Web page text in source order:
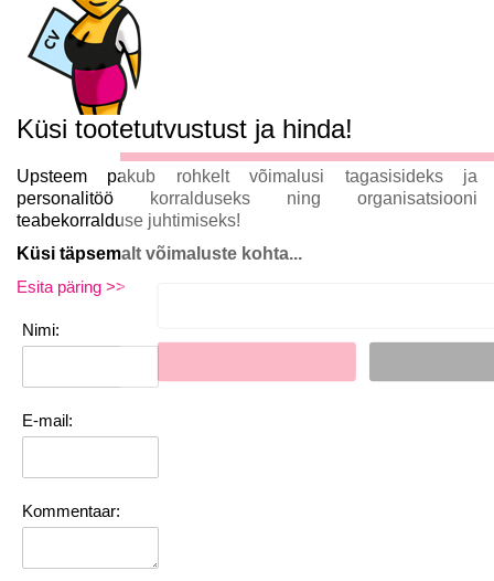
Küsi tootetutvustust ja hinda!
Upsteem pakub rohkelt võimalusi tagasisideks ja
personalitöö korralduseks ning organisatsiooni
teabekorralduse juhtimiseks!
Küsi täpsemalt võimaluste kohta...
Esita päring >>
Nimi:
E-mail:
Kommentaar:
LIITU
personaliarenduse valdkonnas